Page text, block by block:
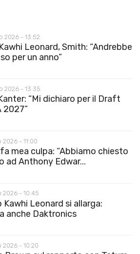
2026 - 13:52
Leonard, Smith: “Andrebbe
per un anno”
2026 - 13:35
“Mi dichiaro per il Draft
2027”
2026 - 11:00
mea culpa: “Abbiamo chiesto
ad Anthony Edwar...
2026 - 10:45
Kawhi Leonard si allarga:
anche Daktronics
2026 - 10:20